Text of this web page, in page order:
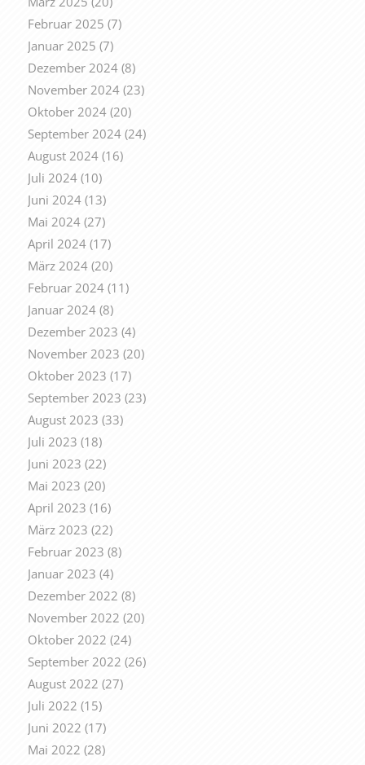
Februar 2025 (7)
Januar 2025 (7)
Dezember 2024(8)
November 2024(23)
Oktober 2024(20)
September 2024(24)
August 2024(16)
Juli 2024(10)
Juni 2024(13)
Mai 2024(27)
April 2024(17)
März 2024(20)
Februar 2024(11)
Januar 2024(8)
Dezember 2023 (4)
November 2023 (20)
Oktober 2023 (17)
September 2023 (23)
August 2023 (33)
Juli 2023 (18)
Juni 2023 (22)
Mai 2023 (20)
April 2023 (16)
März 2023 (22)
Februar 2023 (8)
Januar 2023 (4)
Dezember 2022 (8)
November 2022 (20)
Oktober 2022 (24)
September 2022 (26)
August 2022 (27)
Juli 2022 (15)
Juni 2022 (17)
Mai 2022 (28)